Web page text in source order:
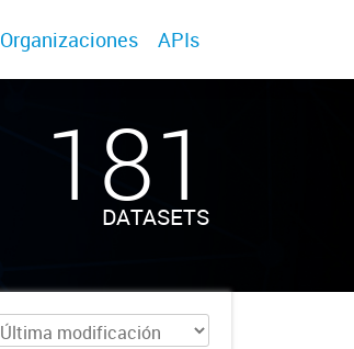
Organizaciones APIs
181
DATASETS